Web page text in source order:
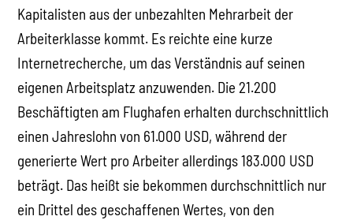
Kapitalisten aus der unbezahlten Mehrarbeit der
Arbeiterklasse kommt. Es reichte eine kurze
Internetrecherche, um das Verständnis auf seinen
eigenen Arbeitsplatz anzuwenden. Die 21.200
Beschäftigten am Flughafen erhalten durchschnittlich
einen Jahreslohn von 61.000 USD, während der
generierte Wert pro Arbeiter allerdings 183.000 USD
beträgt. Das heißt sie bekommen durchschnittlich nur
ein Drittel des geschaffenen Wertes, von den